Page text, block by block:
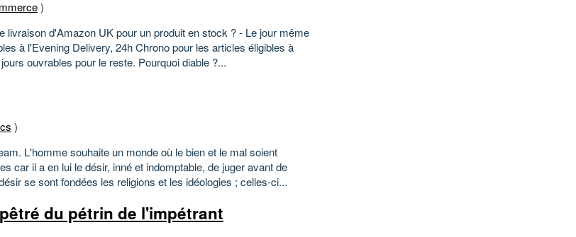
)
livraison d'Amazon UK pour un produit en stock ? - Le jour même
à l'Evening Delivery, 24h Chrono pour les articles éligibles à
ouvrables pour le reste. Pourquoi diable ?...
)
L'homme souhaite un monde où le bien et le mal soient
car il a en lui le désir, inné et indomptable, de juger avant de
se sont fondées les religions et les idéologies ; celles-ci...
du pétrin de l'impétrant